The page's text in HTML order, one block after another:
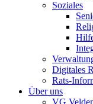
Soziales
Digitales
Rats-
Über uns
VG